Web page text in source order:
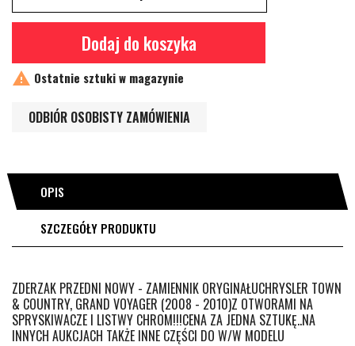
Dodaj do koszyka
 Ostatnie sztuki w magazynie
ODBIÓR OSOBISTY ZAMÓWIENIA
OPIS
SZCZEGÓŁY PRODUKTU
ZDERZAK PRZEDNI NOWY - ZAMIENNIK ORYGINAŁUCHRYSLER TOWN
& COUNTRY, GRAND VOYAGER (2008 - 2010)Z OTWORAMI NA
SPRYSKIWACZE I LISTWY CHROM!!!CENA ZA JEDNA SZTUKĘ..NA
INNYCH AUKCJACH TAKŻE INNE CZĘŚCI DO W/W MODELU